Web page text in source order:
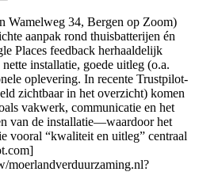
Wamelweg 34, Bergen op Zoom)
aanpak rond thuisbatterijen én
Places feedback herhaaldelijk
nette installatie, goede uitleg (o.a.
oplevering. In recente Trustpilot-
zichtbaar in het overzicht) komen
vakwerk, communicatie en het
van de installatie—waardoor het
vooral “kwaliteit en uitleg” centraal
moerlandverduurzaming.nl?